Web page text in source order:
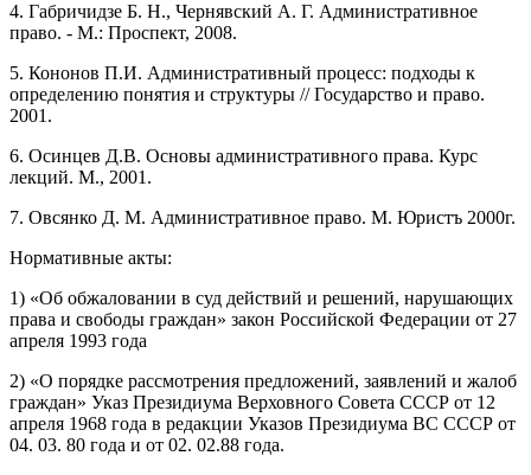
4. Габричидзе Б. Н., Чернявский А. Г. Административное
право. - М.: Проспект, 2008.
5. Кононов П.И. Административный процесс: подходы к
определению понятия и структуры // Государство и право.
2001.
6. Осинцев Д.В. Основы административного права. Курс
лекций. М., 2001.
7. Овсянко Д. М. Административное право. М. Юристъ 2000г.
Нормативные акты:
1) «Об обжаловании в суд действий и решений, нарушающих
права и свободы граждан» закон Российской Федерации от 27
апреля 1993 года
2) «О порядке рассмотрения предложений, заявлений и жалоб
граждан» Указ Президиума Верховного Совета СССР от 12
апреля 1968 года в редакции Указов Президиума ВС СССР от
04. 03. 80 года и от 02. 02.88 года.